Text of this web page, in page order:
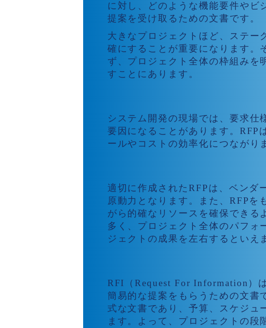
に対し、どのような機能要件やビ
提案を受け取るための文書です。
大きなプロジェクトほど、ステー
確にすることが重要になります。
ず、プロジェクト全体の枠組みを
すことにあります。
システム開発の現場では、要求仕
要因になることがあります。RFP
ールやコストの効率化につながり
適切に作成されたRFPは、ベンダ
原動力となります。また、RFPを
がら的確なリソースを確保できる
多く、プロジェクト全体のパフォ
ジェクトの成果を左右するといえ
RFI（Request For Information）
簡易的な提案をもらうための文書
式な文書であり、予算、スケジュ
ます。よって、プロジェクトの